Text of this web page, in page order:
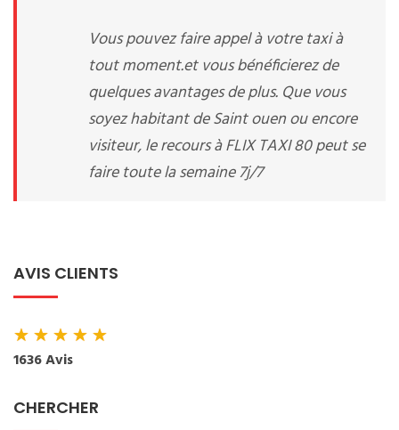
Vous pouvez faire appel à votre taxi à
tout moment.et vous bénéficierez de
quelques avantages de plus. Que vous
soyez habitant de Saint ouen ou encore
visiteur, le recours à FLIX TAXI 80 peut se
faire toute la semaine 7j/7
AVIS CLIENTS
★★★★★
1636 Avis
CHERCHER